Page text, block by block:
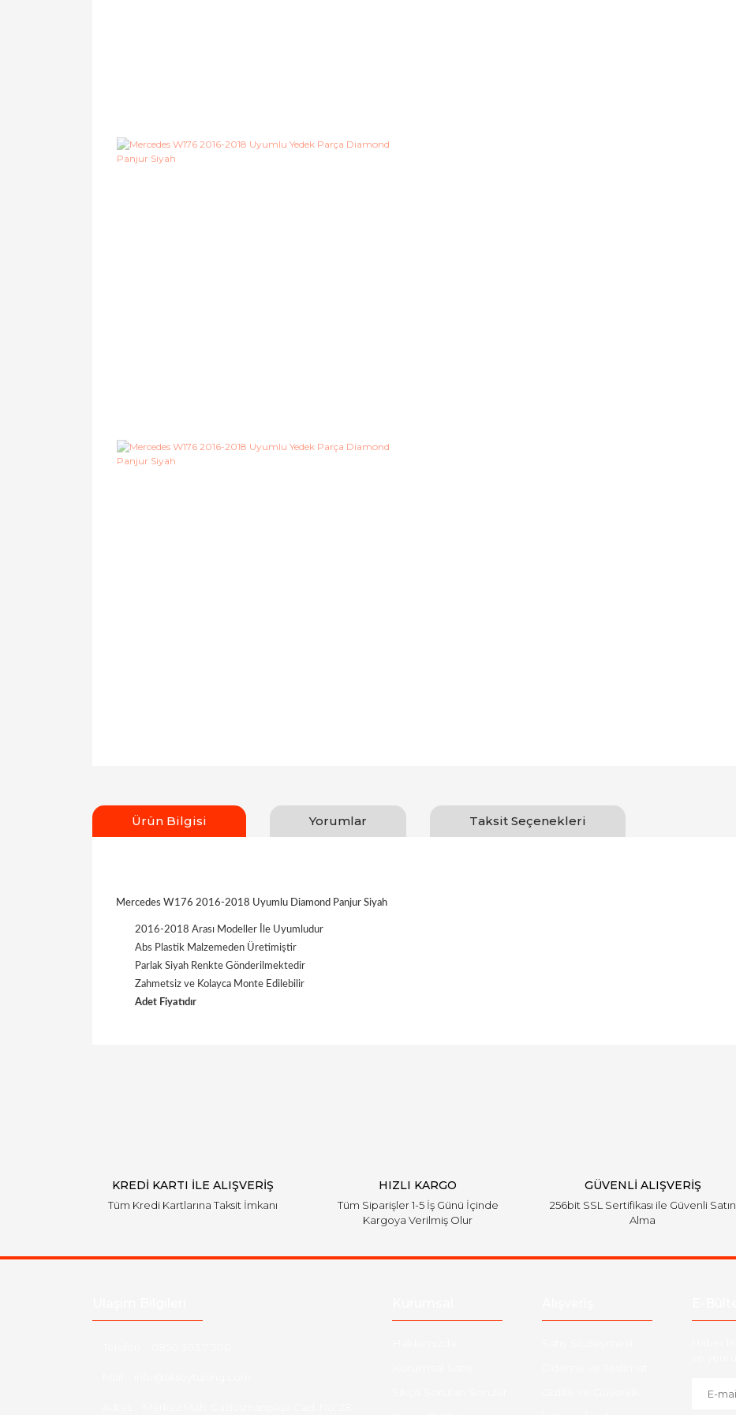
Ürün Bilgisi Yorumlar Taksit Seçenekleri
Mercedes W176 2016-2018 Uyumlu Diamond Panjur Siyah
2016-2018 Arası Modeller İle Uyumludur
Abs Plastik Malzemeden Üretimiştir
Parlak Siyah Renkte Gönderilmektedir
Zahmetsiz ve Kolayca Monte Edilebilir
Adet Fiyatıdır
KREDİ KARTI İLE ALIŞVERİŞ
Tüm Kredi Kartlarına Taksit İmkanı
HIZLI KARGO
Tüm Siparişler 1-5 İş Günü İçinde
Kargoya Verilmiş Olur
GÜVENLİ ALIŞVERİŞ
256bit SSL Sertifikası ile Güvenli Satın
Alma